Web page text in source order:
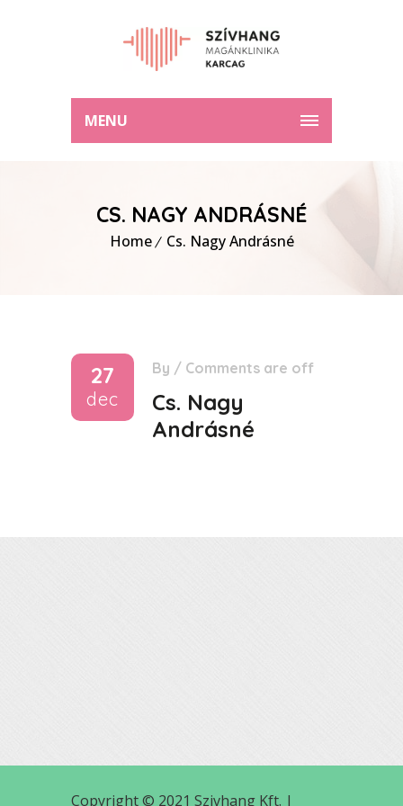
MENU
CS. NAGY ANDRÁSNÉ
Home Cs. Nagy Andrásné
27
dec
By / Comments are off
Cs. Nagy
Andrásné
Copyright © 2021 Szivhang Kft. |